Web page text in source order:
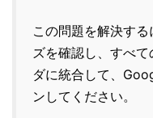
この問題を解決す
ズを確認し、すべ
ダに統合して、
ンしてください。